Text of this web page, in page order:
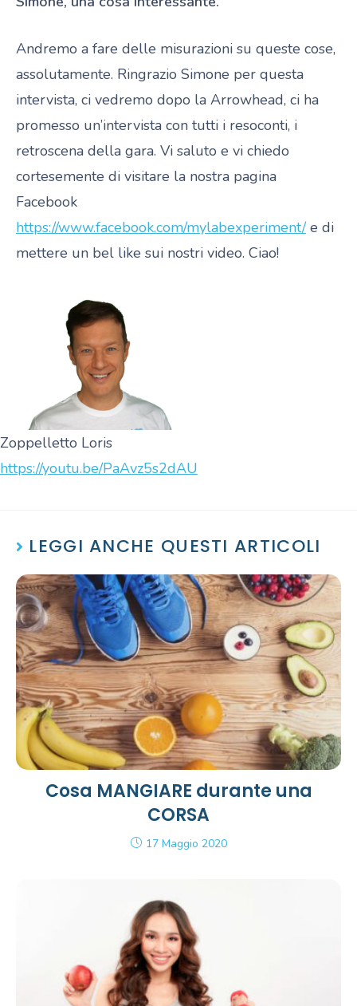
Andremo a fare delle misurazioni su queste cose,
assolutamente. Ringrazio Simone per questa
intervista, ci vedremo dopo la Arrowhead, ci ha
promesso un’intervista con tutti i resoconti, i
retroscena della gara. Vi saluto e vi chiedo
cortesemente di visitare la nostra pagina
Facebook
https://www.facebook.com/mylabexperiment/e di
mettere un bel like sui nostri video. Ciao!
Zoppelletto Loris
https://youtu.be/PaAvz5s2dAU
LEGGI ANCHE QUESTI ARTICOLI
Cosa MANGIARE durante una
CORSA
17 Maggio 2020